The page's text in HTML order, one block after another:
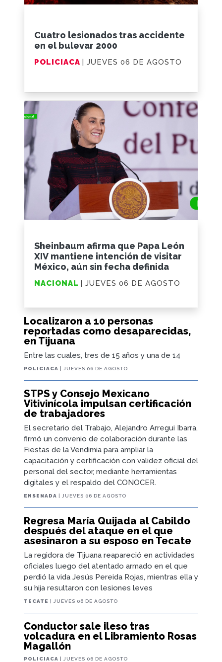
Localizaron a 10 personas
reportadas como desaparecidas,
en Tijuana
Entre las cuales, tres de 15 años y una de 14
POLICIACA | JUEVES 06 DE AGOSTO
STPS y Consejo Mexicano
Vitivinícola impulsan certificación
de trabajadores
El secretario del Trabajo, Alejandro Arregui Ibarra,
firmó un convenio de colaboración durante las
Fiestas de la Vendimia para ampliar la
capacitación y certificación con validez oficial del
personal del sector, mediante herramientas
digitales y el respaldo del CONOCER.
ENSENADA | JUEVES 06 DE AGOSTO
Regresa María Quijada al Cabildo
después del ataque en el que
asesinaron a su esposo en Tecate
La regidora de Tijuana reapareció en actividades
oficiales luego del atentado armado en el que
perdió la vida Jesús Pereida Rojas, mientras ella y
su hija resultaron con lesiones leves
TECATE | JUEVES 06 DE AGOSTO
Conductor sale ileso tras
volcadura en el Libramiento Rosas
Magallón
POLICIACA | JUEVES 06 DE AGOSTO
Cuatro lesionados tras accidente
en el bulevar 2000
POLICIACA | JUEVES 06 DE AGOSTO
Sheinbaum afirma que Papa León
XIV mantiene intención de visitar
México, aún sin fecha definida
NACIONAL | JUEVES 06 DE AGOSTO